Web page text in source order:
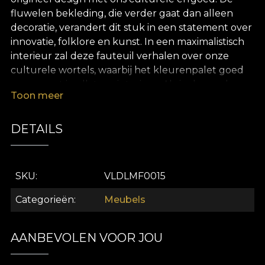
fluwelen bekleding, die verder gaat dan alleen
decoratie, verandert dit stuk in een statement over
innovatie, folklore en kunst. In een maximalistisch
interieur zal deze fauteuil verhalen over onze
culturele wortels, waarbij het kleurenpalet goed
geeft aan een modern of minimalistisch decor, zal
ogen naar zich toe trekken. Met zijn
Roemeense etnische fusie. De sleutel tot een
fauteuilmodel is omhuld met rijk fluweel, extreem
zacht aanvoelend. Zo krijgt het stuk een elegante
interieur. Op de grens tussen functioneel en
esthetisch, is dit stuk comfortabel en draagt het bij
Toon meer
DETAILS
SKU VLDLMF0015
Categorieën Meubels
AANBEVOLEN VOOR JOU